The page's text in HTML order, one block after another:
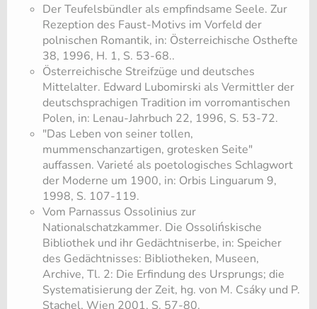
Der Teufelsbündler als empfindsame Seele. Zur
Rezeption des Faust-Motivs im Vorfeld der
polnischen Romantik, in: Österreichische Osthefte
38, 1996, H. 1, S. 53-68..
Österreichische Streifzüge und deutsches
Mittelalter. Edward Lubomirski als Vermittler der
deutschsprachigen Tradition im vorromantischen
Polen, in: Lenau-Jahrbuch 22, 1996, S. 53-72.
"Das Leben von seiner tollen,
mummenschanzartigen, grotesken Seite"
auffassen. Varieté als poetologisches Schlagwort
der Moderne um 1900, in: Orbis Linguarum 9,
1998, S. 107-119.
Vom Parnassus Ossolinius zur
Nationalschatzkammer. Die Ossolińskische
Bibliothek und ihr Gedächtniserbe, in: Speicher
des Gedächtnisses: Bibliotheken, Museen,
Archive, Tl. 2: Die Erfindung des Ursprungs; die
Systematisierung der Zeit, hg. von M. Csáky und P.
Stachel, Wien 2001, S. 57-80.